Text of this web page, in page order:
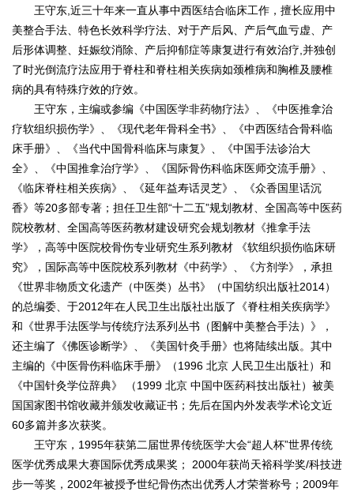
王守东,近三十年来一直从事中西医结合临床工作，擅长应用中
美整合手法、特色长效科学疗法、对于产后风、产后气血亏虚、产
后形体调整、妊娠纹消除、产后抑郁症等康复进行有效治疗,并独创
了时光倒流疗法应用于脊柱和脊柱相关疾病如颈椎病和胸椎及腰椎
病的具有特殊疗效的疗效。
王守东，主编或参编《中国医学非药物疗法》、《中医推拿治
疗软组织损伤学》、《现代老年骨科全书》、《中西医结合骨科临
床手册》、《当代中国骨科临床与康复》、《中国手法诊治大
全》、《中国推拿治疗学》、《国际骨伤科临床医师交流手册》、
《临床脊柱相关疾病》、《延年益寿话灵芝》、《众香国里话沉
香》等20多部专著；担任卫生部“十二五”规划教材、全国高等中医药
院校教材、全国高等医药教材建设研究会规划教材《推拿手法
学》，高等中医院校骨伤专业研究生系列教材 《软组织损伤临床研
究》，国际高等中医院校系列教材《中药学》、《方剂学》，承担
《世界非物质文化遗产（中医类）丛书》（中国纺织出版社2014）
的总编委、于2012年在人民卫生出版社出版了《脊柱相关疾病学》
和《世界手法医学与传统疗法系列丛书（图解中美整合手法）》，
还主编了《佛医诊断学》、《美国针灸手册》也将陆续出版。其中
主编的《中医骨伤科临床手册》（1996 北京 人民卫生出版社）和
《中国针灸学位辞典》 （1999 北京 中国中医药科技出版社）被美
国国家图书馆收藏并颁发收藏证书；先后在国内外发表学术论文近
60多篇并多次获奖。
王守东，1995年获第二届世界传统医学大会“超人杯”世界传统
医学优秀成果大赛国际优秀成果奖； 2000年获尚天裕科学奖/科技进
步一等奖，2002年被授予世纪骨伤杰出优秀人才荣誉称号；2009年